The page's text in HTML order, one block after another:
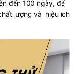
đến 100 ngày, để
lượng và hiệu ích